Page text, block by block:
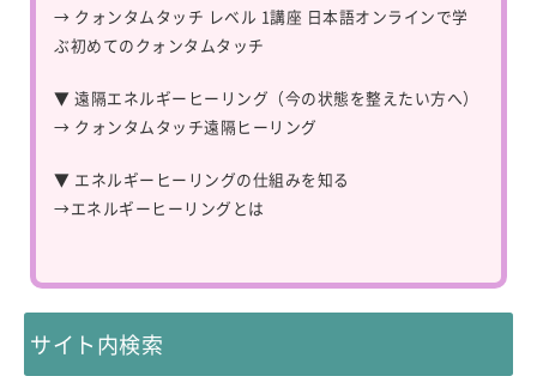
→ クォンタムタッチ レベル 1講座 日本語オンラインで学
ぶ初めてのクォンタムタッチ
▼ 遠隔エネルギーヒーリング（今の状態を整えたい方へ）
→ クォンタムタッチ遠隔ヒーリング
▼ エネルギーヒーリングの仕組みを知る
→ エネルギーヒーリングとは
サイト内検索